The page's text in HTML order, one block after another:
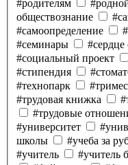
#родителям
обществознание
#самоопределение
#семинары
#социальный проект
#стипендия
#технопарк
#трудовая книжка
#трудовые
#университет
школы
#учеба за
#учитель
#учитель